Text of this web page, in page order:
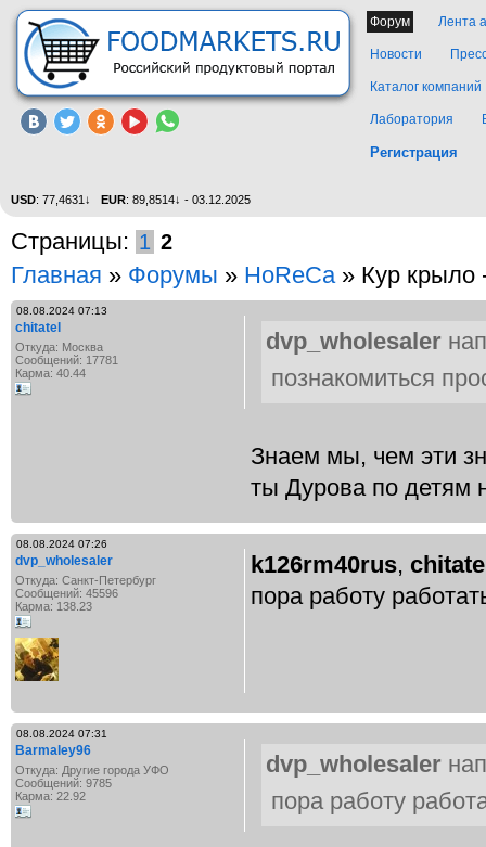
Форум Лента
Новости
Каталог компаний
Лаборатория
Регистрация
USD: 77,4631↓ EUR: 89,8514↓ - 03.12.2025
Страницы: 1 2
Главная » Форумы » HoReCa» Кур крыло -
08.08.2024 07:13
chitatel
Откуда: Москва
Сообщений: 17781
Карма: 40.44
dvp_wholesaler
познакомиться
Знаем мы, чем эти
ты Дурова по детям
08.08.2024 07:26
dvp_wholesaler
Откуда: Санкт-Петербург
Сообщений: 45596
Карма: 138.23
k126rm40rus,
пора работу
08.08.2024 07:31
Barmaley96
Откуда: Другие города УФО
Сообщений: 9785
Карма: 22.92
dvp_wholesaler
пора работу